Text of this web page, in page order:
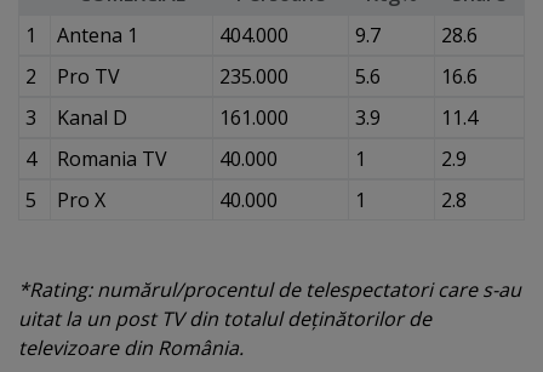
1
Antena 1 404.000 9.7
28.6
2
Pro TV 235.000 5.6
16.6
3
Kanal D 161.000 3.9
11.4
4
Romania TV 40.000 1
2.9
5
Pro X 40.000 1 2.8
*Rating: numărul/procentul de telespectatori care s-au
uitat la un post TV din totalul deţinătorilor de
televizoare din România.